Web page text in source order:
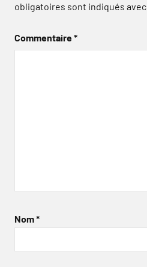
obligatoires sont indiqués avec
Commentaire*
Nom*